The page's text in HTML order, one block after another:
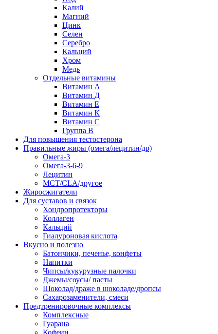
Калий
Магний
Цинк
Селен
Серебро
Кальций
Хром
Медь
Отдельные витамины
Витамин А
Витамин Д
Витамин Е
Витамин К
Витамин С
Группа В
Для повышения тестостерона
Правильные жиры (омега/лецитин/др)
Омега-3
Омега-3-6-9
Лецитин
MCT/CLA/другое
Жиросжигатели
Для суставов и связок
Хондропротекторы
Коллаген
Кальций
Гиалуроновая кислота
Вкусно и полезно
Батончики, печенье, конфеты
Напитки
Чипсы/кукурузные палочки
Джемы/соусы/ пасты
Шоколад/драже в шоколаде/дропсы
Сахарозаменители, смеси
Предтренировочные комплексы
Комплексные
Гуарана
Кофеин